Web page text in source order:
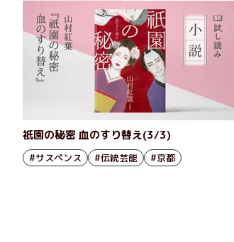
祇園の秘密 血のすり替え(3/3)
#サスペンス #伝統芸能 #京都